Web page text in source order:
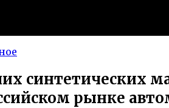
синтетических
рынке